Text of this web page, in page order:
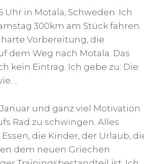
Uhr in Motala, Schweden. Ich
300km am Stück fahren.
Vorbereitung, die
dem Weg nach Motala. Das
kein Eintrag. Ich gebe zu: Die
und ganz viel Motivation
Rad zu schwingen. Alles
die Kinder, der Urlaub,
dem neuen Griechen